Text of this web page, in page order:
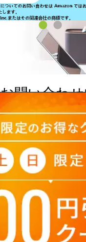
問い合わ
メーカーへ
は、個人情
理致しま
メール,
惑メール